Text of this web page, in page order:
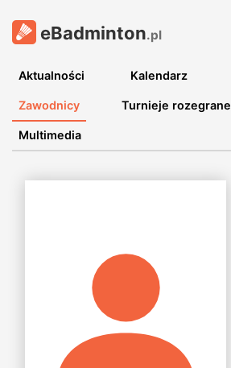
eBadminton.pl
Aktualności Kalendarz
Zawodnicy Turnieje rozegrane
Multimedia